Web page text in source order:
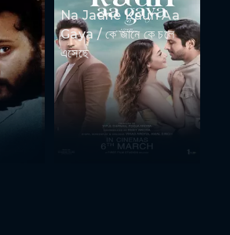
Na Jaane Kaun Aa
Gaya / কে জানে কে চলে
এসেছে